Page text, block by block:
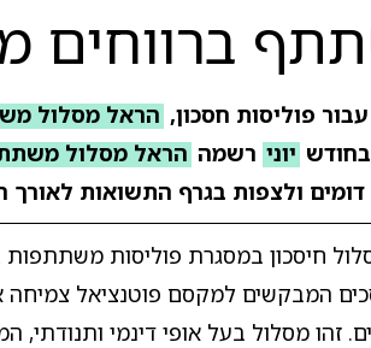
ברווחים
עבור פוליסות חסכון, הראל מסלול
יוני רשמה הראל מסלול
ולצפות בגרף התשואות לאורך
חיסכון במסגרת פוליסות
המבקשים למקסם פוטנציאל
זהו מסלול בעל אופי דינמי